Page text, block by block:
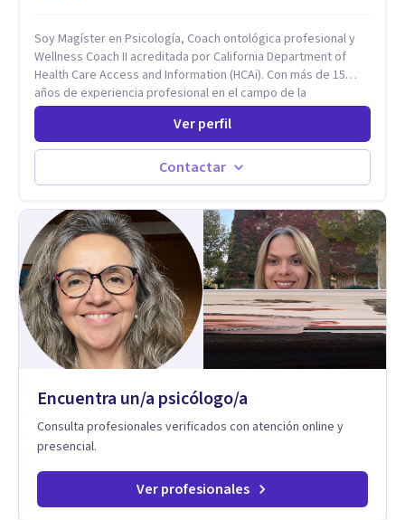
familiar y la fe se encuentran para crear procesos
terapéuticos transformadores, cálidos y profundamente
humanos. Te acompaño a encontrar claridad, paz y propósito
en cada etapa de tu vida.
Soy Magíster en Psicología, Coach ontológica profesional y
Wellness Coach II acreditada por California Department of
Health Care Access and Information (HCAi). Con más de 15
años de experiencia profesional en el campo de la
Neurociencia del Bienestar y Liderazgo estratégico; bilingüe
(español e inglés), con un enfoque holístico, integrativo
(cuerpo, mente y espíritu) y multicultural.
Ver perfil
Contactar
Encuentra un/a psicólogo/a
Consulta profesionales verificados con atención online y
presencial.
Ver profesionales